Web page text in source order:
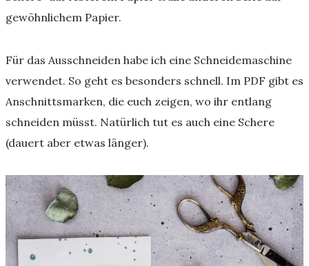
gewöhnlichem Papier.
Für das Ausschneiden habe ich eine Schneidemaschine
verwendet. So geht es besonders schnell. Im PDF gibt es
Anschnittsmarken, die euch zeigen, wo ihr entlang
schneiden müsst. Natürlich tut es auch eine Schere
(dauert aber etwas länger).